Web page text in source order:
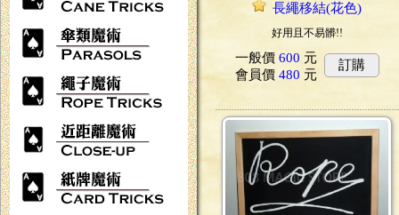
長繩移結(花色)
好用且不易髒!!
一般價 600 元
會員價 480 元
訂購